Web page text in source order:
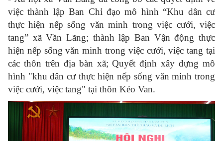
việc thành lập Ban Chỉ đạo mô hình “Khu dân cư
thực hiện nếp sống văn minh trong việc cưới, việc
tang” xã Văn Lãng; thành lập Ban Vận động thực
hiện nếp sống văn minh trong việc cưới, việc tang tại
các thôn trên địa bàn xã; Quyết định xây dựng mô
hình "khu dân cư thực hiện nếp sống văn minh trong
việc cưới, việc tang" tại thôn Kéo Van.